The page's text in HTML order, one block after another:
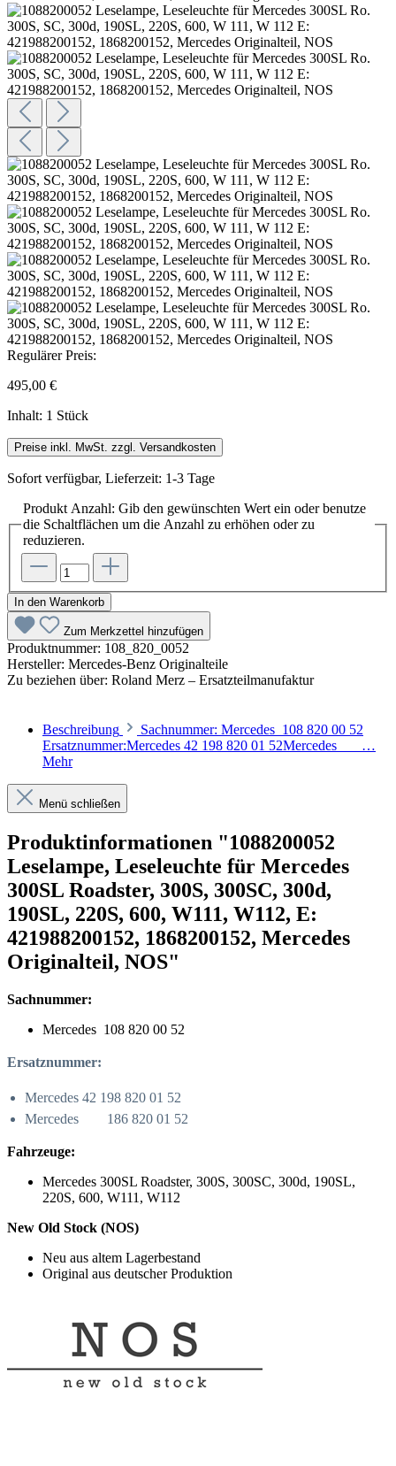
Regulärer Preis:
495,00 €
Inhalt: 1 Stück
Preise inkl. MwSt. zzgl. Versandkosten
Sofort verfügbar, Lieferzeit: 1-3 Tage
Produkt Anzahl: Gib den gewünschten Wert ein oder benutze
die Schaltflächen um die Anzahl zu erhöhen oder zu
reduzieren.
In den Warenkorb
Zum Merkzettel hinzufügen
Produktnummer: 108_820_0052
Hersteller: Mercedes-Benz Originalteile
Zu beziehen über: Roland Merz – Ersatzteilmanufaktur
Beschreibung
Sachnummer: Mercedes 108 820 00 52
Ersatznummer:Mercedes 42 198 820 01 52Mercedes …
Mehr
Menü schließen
Produktinformationen "1088200052
Leselampe, Leseleuchte für Mercedes
300SL Roadster, 300S, 300SC, 300d,
190SL, 220S, 600, W111, W112, E:
421988200152, 1868200152, Mercedes
Originalteil, NOS"
Sachnummer:
Mercedes 108 820 00 52
Ersatznummer:
Mercedes 42 198 820 01 52
Mercedes 186 820 01 52
Fahrzeuge:
Mercedes 300SL Roadster, 300S, 300SC, 300d, 190SL,
220S, 600, W111, W112
New Old Stock (NOS)
Neu aus altem Lagerbestand
Original aus deutscher Produktion